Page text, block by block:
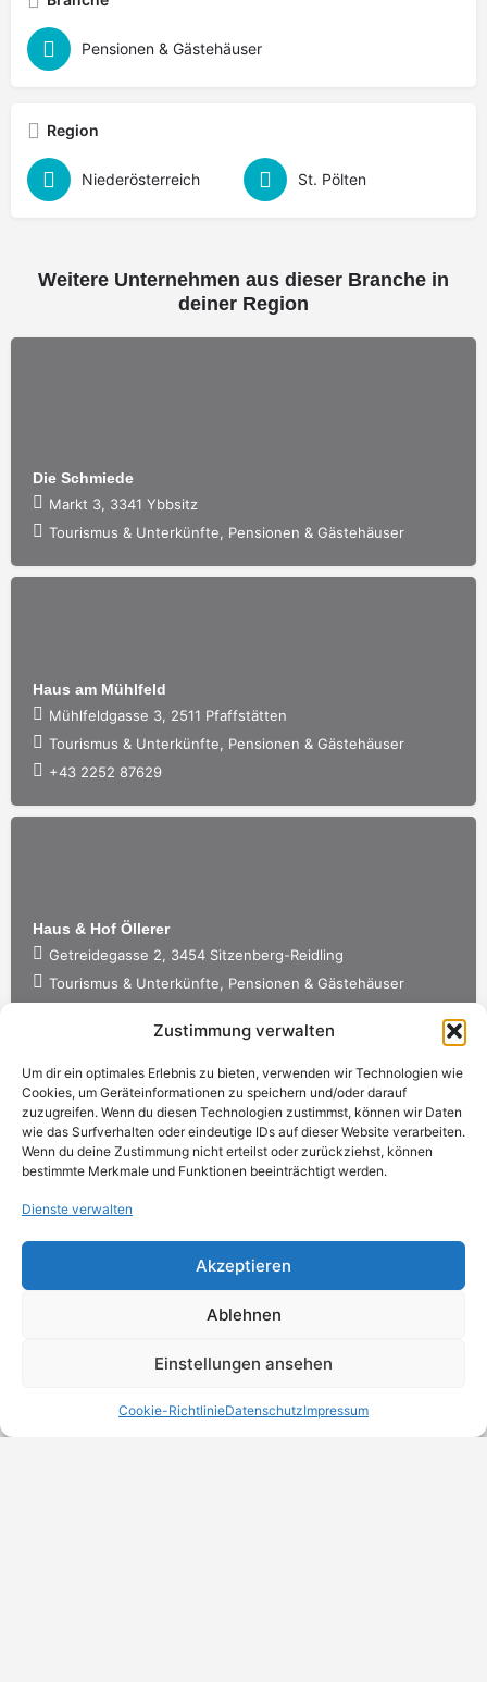
Zustimmung verwalten
Um dir ein optimales Erlebnis zu bieten, verwenden wir Technologien wie
Cookies, um Geräteinformationen zu speichern und/oder darauf
zuzugreifen. Wenn du diesen Technologien zustimmst, können wir Daten
wie das Surfverhalten oder eindeutige IDs auf dieser Website verarbeiten.
Wenn du deine Zustimmung nicht erteilst oder zurückziehst, können
bestimmte Merkmale und Funktionen beeinträchtigt werden.
Dienste verwalten
Akzeptieren
Ablehnen
Einstellungen ansehen
Cookie-RichtlinieDatenschutzImpressum
Pensionen & Gästehäuser
Region
Niederösterreich St. Pölten
Weitere Unternehmen aus dieser Branche in
deiner Region
Die Schmiede
Markt 3, 3341 Ybbsitz
Tourismus & Unterkünfte, Pensionen & Gästehäuser
Haus am Mühlfeld
Mühlfeldgasse 3, 2511 Pfaffstätten
Tourismus & Unterkünfte, Pensionen & Gästehäuser
+43 2252 87629
Haus & Hof Öllerer
Getreidegasse 2, 3454 Sitzenberg-Reidling
Tourismus & Unterkünfte, Pensionen & Gästehäuser